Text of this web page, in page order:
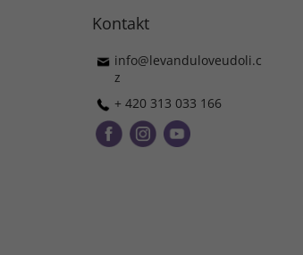
Kontakt
info@levanduloveudoli.c
z
+ 420 313 033 166